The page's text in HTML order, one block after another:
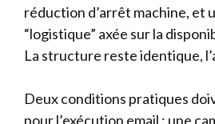
réduction d’arrêt machine, et
“logistique” axée sur la
La structure reste identique,
Deux conditions pratiques
pour l’exécution email : une